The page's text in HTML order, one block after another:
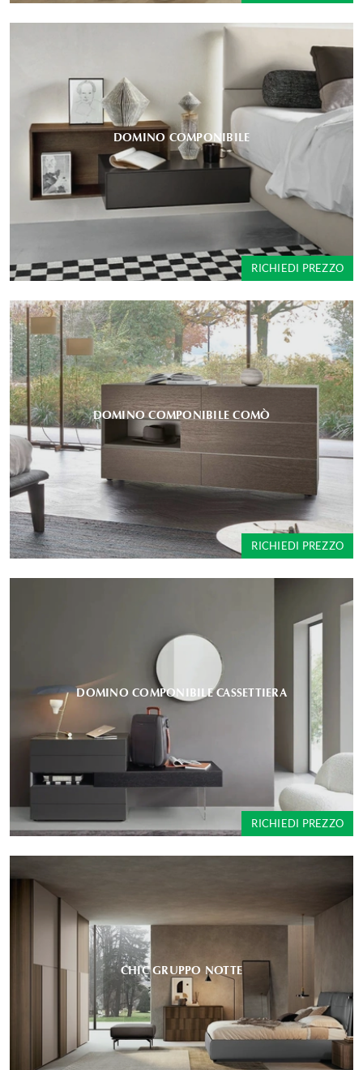
DOMINO COMPONIBILE
RICHIEDI PREZZO
DOMINO COMPONIBILE COMÒ
RICHIEDI PREZZO
DOMINO COMPONIBILE CASSETTIERA
RICHIEDI PREZZO
CHIC GRUPPO NOTTE